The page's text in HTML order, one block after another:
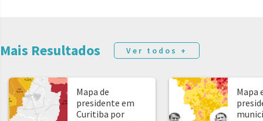
Mais Resultados Ver todos +
Mapa de
presidente em
Curitiba por
Mapa